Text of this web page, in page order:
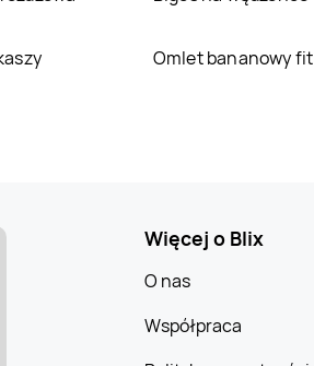
Omlet bananowy fit
Więcej o Blix
O nas
Współpraca